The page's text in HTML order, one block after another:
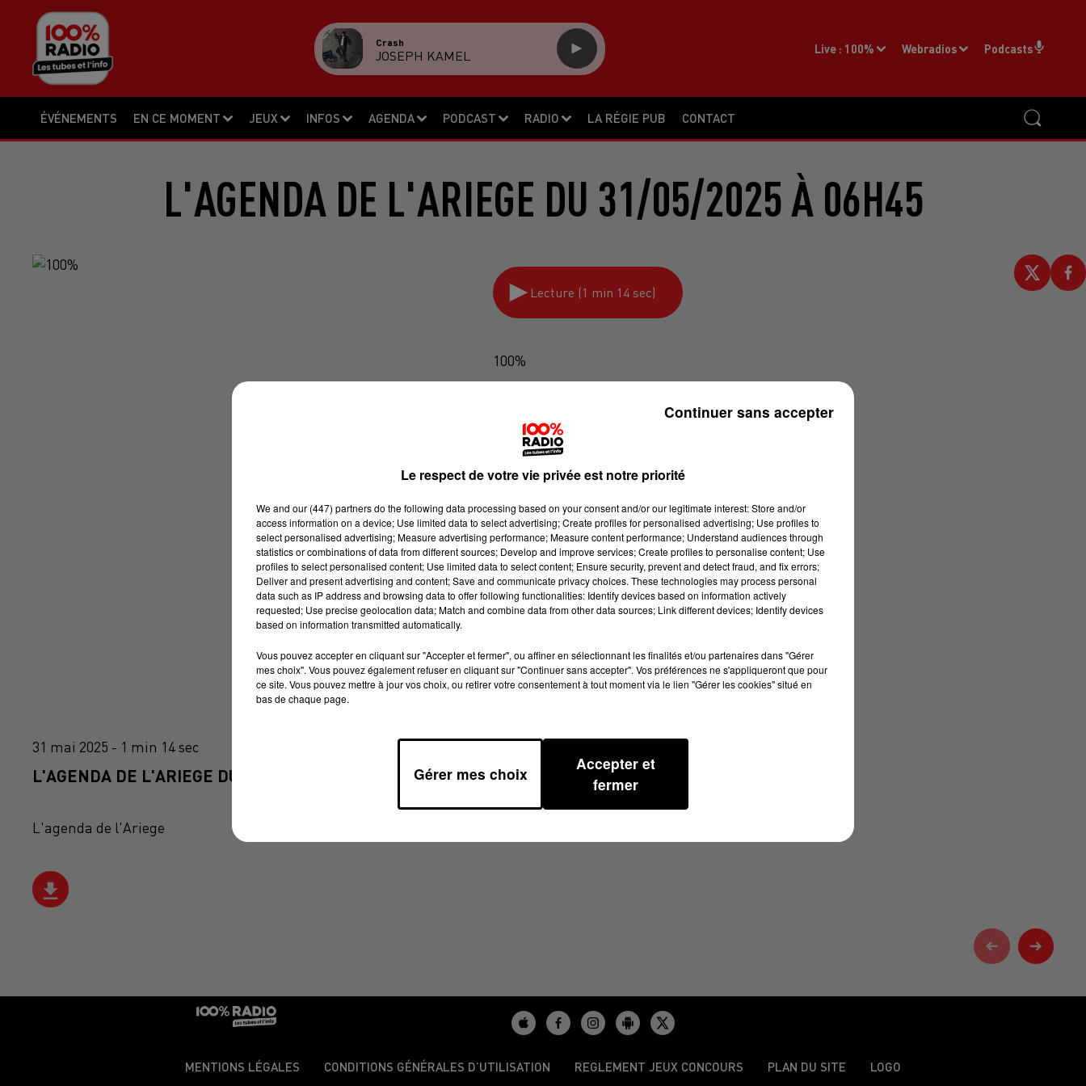
ÉVÉNEMENTS EN CE MOMENT JEUX INFOS AGENDA PODCAST RADIO LA RÉGIE PUB CONTACT
Live : 100% Webradios Podcasts
Crash
JOSEPH KAMEL
L'AGENDA DE L'ARIEGE DU 31/05/2025 À 06H45
Lecture (1 min 14 sec)
100%
31 mai 2025 - 1 min 14 sec
L'AGENDA DE L'ARIEGE DU 31/05/2025 À 06H45
L'agenda de l'Ariege
MENTIONS LÉGALES CONDITIONS GÉNÉRALES D’UTILISATION REGLEMENT JEUX CONCOURS PLAN DU SITE LOGO
Le respect de votre vie privée est notre priorité
We and our (447) partnersdo the following data processing based on your consent and/or our legitimate interest: Store and/or
access information on a device; Use limited data to select advertising; Create profiles for personalised advertising; Use profiles to
select personalised advertising; Measure advertising performance; Measure content performance; Understand audiences through
statistics or combinations of data from different sources; Develop and improve services; Create profiles to personalise content; Use
profiles to select personalised content; Use limited data to select content; Ensure security, prevent and detect fraud, and fix errors;
Deliver and present advertising and content; Save and communicate privacy choices. These technologies may process personal
data such as IP address and browsing data to offer following functionalities: Identify devices based on information actively
requested; Use precise geolocation data; Match and combine data from other data sources; Link different devices; Identify devices
based on information transmitted automatically.
Vous pouvez accepter en cliquant sur "Accepter et fermer", ou affiner en sélectionnant les finalités et/ou partenaires dans "Gérer
mes choix". Vous pouvez également refuser en cliquant sur "Continuer sans accepter". Vos préférences ne s'appliqueront que pour
ce site. Vous pouvez mettre à jour vos choix, ou retirer votre consentement à tout moment via le lien "Gérer les cookies" situé en
bas de chaque page.
Gérer mes choix
Accepter et
fermer
Continuer sans accepter